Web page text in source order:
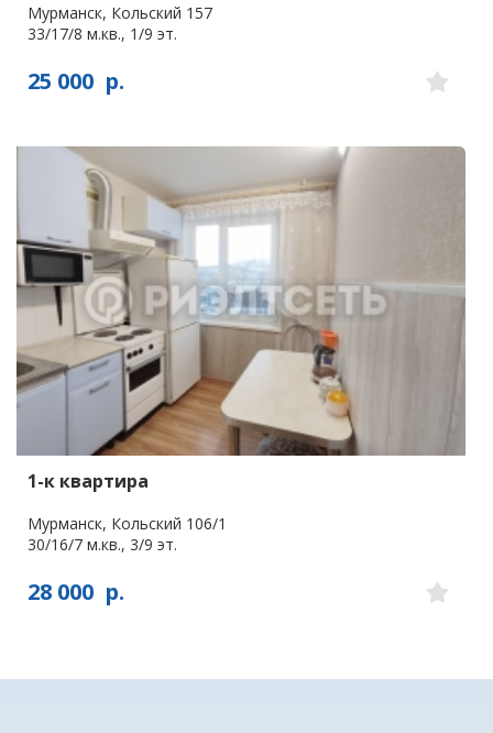
Мурманск, Кольский 157
33/17/8 м.кв., 1/9 эт.
25 000 р.
1-к квартира
Мурманск, Кольский 106/1
30/16/7 м.кв., 3/9 эт.
28 000 р.